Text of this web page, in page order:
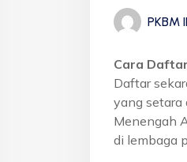
PKBM
Cara
Daftar
yang setara
Menengah
di lembaga